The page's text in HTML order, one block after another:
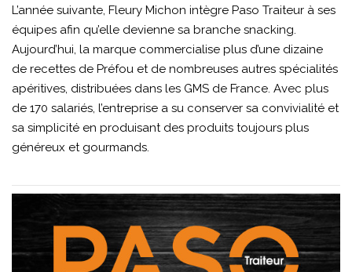
L’année suivante, Fleury Michon intègre Paso Traiteur à ses
équipes afin qu’elle devienne sa branche snacking.
Aujourd’hui, la marque commercialise plus d’une dizaine
de recettes de Préfou et de nombreuses autres spécialités
apéritives, distribuées dans les GMS de France. Avec plus
de 170 salariés, l’entreprise a su conserver sa convivialité et
sa simplicité en produisant des produits toujours plus
généreux et gourmands.